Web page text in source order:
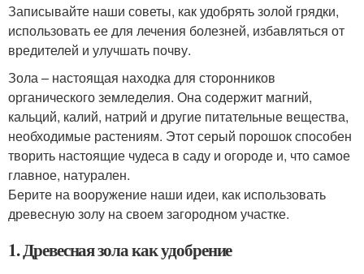
Записывайте наши советы, как удобрять золой грядки,
использовать ее для лечения болезней, избавляться от
вредителей и улучшать почву.
Зола – настоящая находка для сторонников
органического земледелия. Она содержит магний,
кальций, калий, натрий и другие питательные вещества,
необходимые растениям. Этот серый порошок способен
творить настоящие чудеса в саду и огороде и, что самое
главное, натурален.
Берите на вооружение наши идеи, как использовать
древесную золу на своем загородном участке.
1. Древесная зола как удобрение